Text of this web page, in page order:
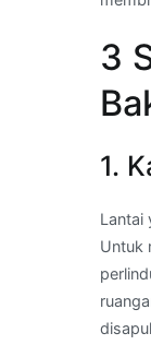
3
1.
Lantai
Untuk